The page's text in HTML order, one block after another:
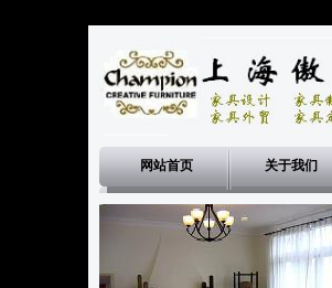
网站首页 关于我们